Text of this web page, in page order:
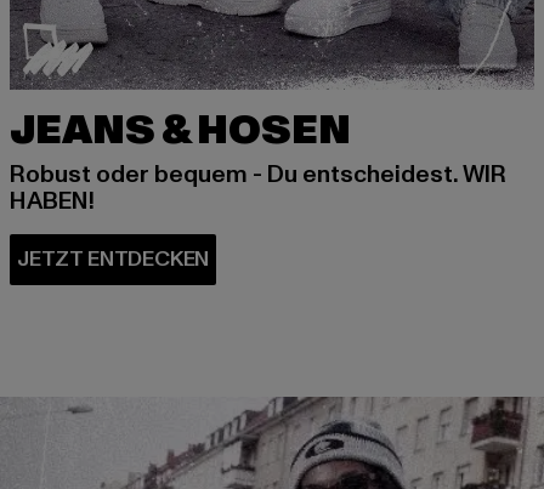
JEANS & HOSEN
Robust oder bequem - Du entscheidest. WIR
HABEN!